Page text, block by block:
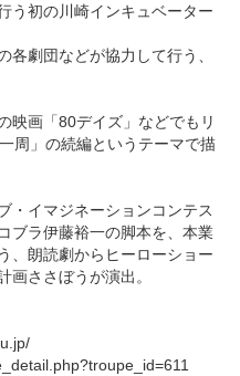
う初の川崎インキュベーター
各劇団などが協力して行う、
映画「80デイズ」などでもリ
周」の続編というテーマで描
・イマジネーションコンテス
ブラ伊藤裕一の脚本を、本業
、朗読劇からヒーローショー
画ささぼうが演出。